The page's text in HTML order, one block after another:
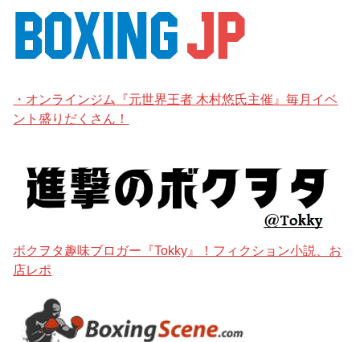
・オンラインジム『元世界王者 木村悠氏主催』毎月イベ
ント盛りだくさん！
ボクヲタ趣味ブロガー『Tokky』！フィクション小説、お
店レポ